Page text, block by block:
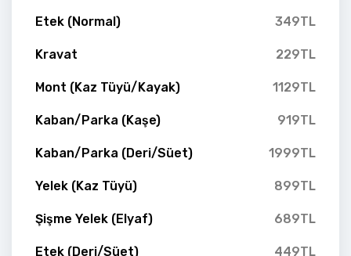
Etek (Normal) 349TL
Kravat 229TL
Mont (Kaz Tüyü/Kayak) 1129TL
Kaban/Parka (Kaşe) 919TL
Kaban/Parka (Deri/Süet) 1999TL
Yelek (Kaz Tüyü) 899TL
Şişme Yelek (Elyaf) 689TL
Etek (Deri/Süet) 449TL